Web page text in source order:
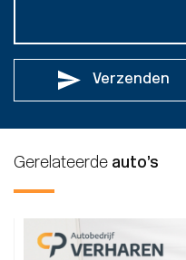
Verzenden
Gerelateerde auto’s